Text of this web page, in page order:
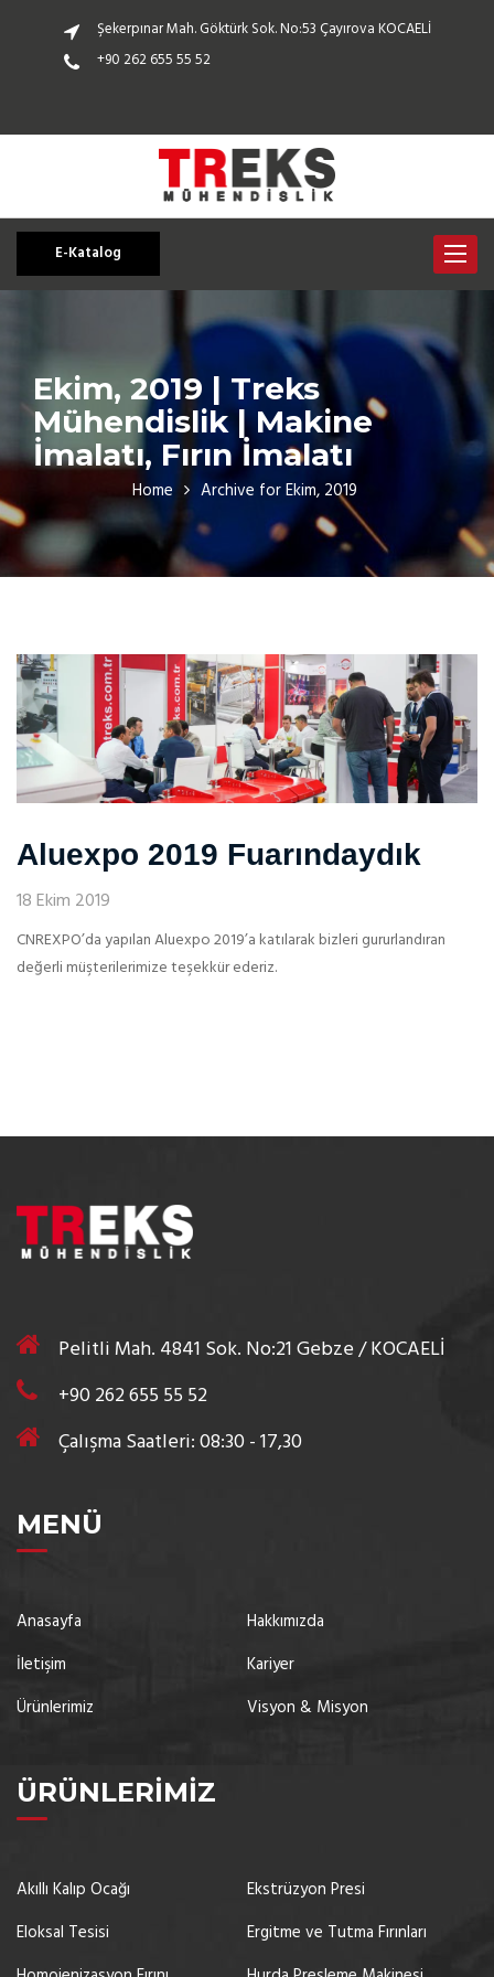
Şekerpınar Mah. Göktürk Sok. No:53 Çayırova KOCAELİ
+90 262 655 55 52
Toggle
E-Katalog
Ekim, 2019 | Treks
Mühendislik | Makine
İmalatı, Fırın İmalatı
Home Archive for Ekim, 2019
Aluexpo 2019 Fuarındaydık
18 Ekim 2019
CNREXPO’da yapılan Aluexpo 2019’a katılarak bizleri gururlandıran
değerli müşterilerimize teşekkür ederiz.
Pelitli Mah. 4841 Sok. No:21 Gebze / KOCAELİ
+90 262 655 55 52
Çalışma Saatleri: 08:30 - 17,30
MENÜ
Anasayfa
Hakkımızda
İletişim
Kariyer
Ürünlerimiz
Visyon & Misyon
ÜRÜNLERIMIZ
Akıllı Kalıp Ocağı
Ekstrüzyon Presi
Eloksal Tesisi
Ergitme ve Tutma Fırınları